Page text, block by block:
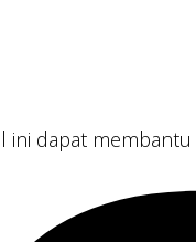
ini dapat